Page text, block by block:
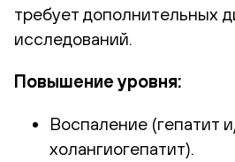
требует дополнительных
исследований.
Повышение уровня:
Воспаление (гепатит
холангиогепатит).